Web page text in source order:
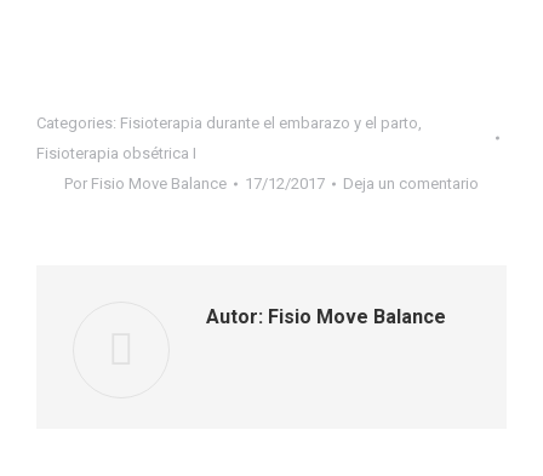
Categories: Fisioterapia durante el embarazo y el parto,
Fisioterapia obsétrica I
Por Fisio Move Balance 17/12/2017 Deja un comentario
Autor: Fisio Move Balance